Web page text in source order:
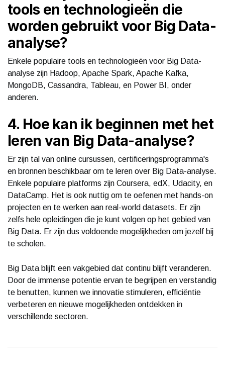
tools en technologieën die
worden gebruikt voor Big Data-
analyse?
Enkele populaire tools en technologieën voor Big Data-
analyse zijn Hadoop, Apache Spark, Apache Kafka,
MongoDB, Cassandra, Tableau, en Power BI, onder
anderen.
4. Hoe kan ik beginnen met het
leren van Big Data-analyse?
Er zijn tal van online cursussen, certificeringsprogramma's
en bronnen beschikbaar om te leren over Big Data-analyse.
Enkele populaire platforms zijn Coursera, edX, Udacity, en
DataCamp. Het is ook nuttig om te oefenen met hands-on
projecten en te werken aan real-world datasets. Er zijn
zelfs hele opleidingen die je kunt volgen op het gebied van
Big Data. Er zijn dus voldoende mogelijkheden om jezelf bij
te scholen.
Big Data blijft een vakgebied dat continu blijft veranderen.
Door de immense potentie ervan te begrijpen en verstandig
te benutten, kunnen we innovatie stimuleren, efficiëntie
verbeteren en nieuwe mogelijkheden ontdekken in
verschillende sectoren.